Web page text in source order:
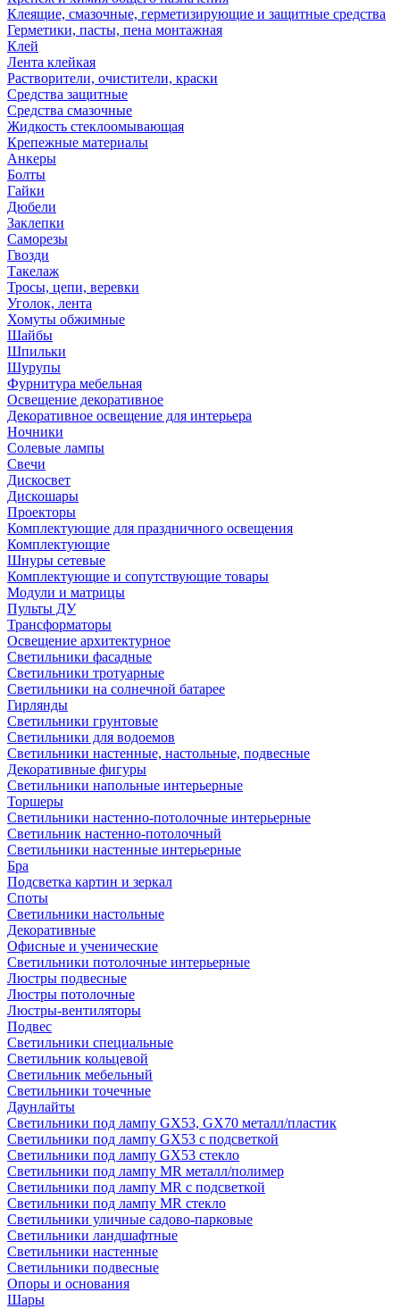
Клеящие, смазочные, герметизирующие и защитные средства
Герметики, пасты, пена монтажная
Клей
Лента клейкая
Растворители, очистители, краски
Средства защитные
Средства смазочные
Жидкость стеклоомывающая
Крепежные материалы
Анкеры
Болты
Гайки
Дюбели
Заклепки
Саморезы
Гвозди
Такелаж
Тросы, цепи, веревки
Уголок, лента
Хомуты обжимные
Шайбы
Шпильки
Шурупы
Фурнитура мебельная
Освещение декоративное
Декоративное освещение для интерьера
Ночники
Солевые лампы
Свечи
Дискосвет
Дискошары
Проекторы
Комплектующие для праздничного освещения
Комплектующие
Шнуры сетевые
Комплектующие и сопутствующие товары
Модули и матрицы
Пульты ДУ
Трансформаторы
Освещение архитектурное
Светильники фасадные
Светильники тротуарные
Светильники на солнечной батарее
Гирлянды
Светильники грунтовые
Светильники для водоемов
Светильники настенные, настольные, подвесные
Декоративные фигуры
Светильники напольные интерьерные
Торшеры
Светильники настенно-потолочные интерьерные
Светильник настенно-потолочный
Светильники настенные интерьерные
Бра
Подсветка картин и зеркал
Споты
Светильники настольные
Декоративные
Офисные и ученические
Светильники потолочные интерьерные
Люстры подвесные
Люстры потолочные
Люстры-вентиляторы
Подвес
Светильники специальные
Светильник кольцевой
Светильник мебельный
Светильники точечные
Даунлайты
Светильники под лампу GX53, GX70 металл/пластик
Светильники под лампу GX53 с подсветкой
Светильники под лампу GX53 стекло
Светильники под лампу MR металл/полимер
Светильники под лампу MR с подсветкой
Светильники под лампу MR стекло
Светильники уличные садово-парковые
Светильники ландшафтные
Светильники настенные
Светильники подвесные
Опоры и основания
Шары